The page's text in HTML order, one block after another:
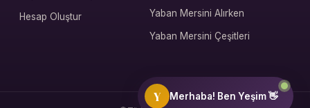
Hesap Oluştur Yaban Mersini Alırken
Yaban Mersini Çeşitleri
Y Merhaba! Ben Yeşim 👋